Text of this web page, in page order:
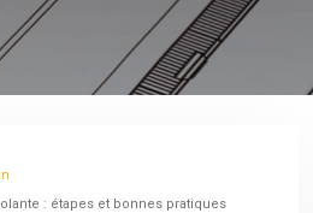
: étapes et bonnes pratiques